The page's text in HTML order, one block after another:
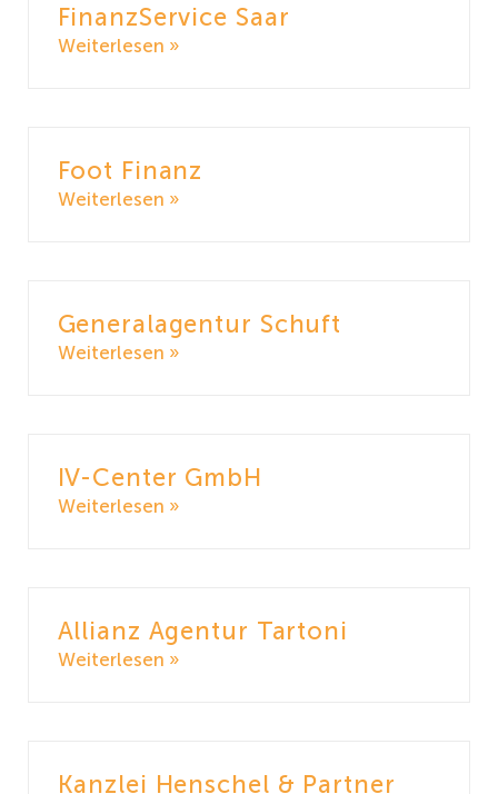
FinanzService Saar
Weiterlesen »
Foot Finanz
Weiterlesen »
Generalagentur Schuft
Weiterlesen »
IV-Center GmbH
Weiterlesen »
Allianz Agentur Tartoni
Weiterlesen »
Kanzlei Henschel & Partner